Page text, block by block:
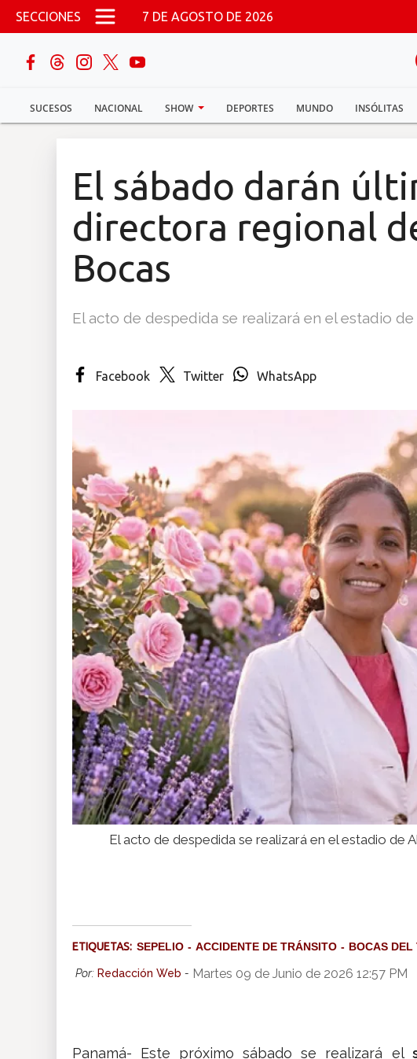
Pasar al contenido principal
SECCIONES 7 DE AGOSTO DE 2026
SUCESOS NACIONAL SHOW DEPORTES MUNDO INSÓLITAS
buscar
Sucesos
El sábado darán
directora regional
Bocas
El acto de despedida se realizará en el estadio
Facebook Twitter WhatsApp
El acto de despedida se realizará en el estadio de
ETIQUETAS: SEPELIO ACCIDENTE DE TRÁNSITO BOCAS DEL
Por: Redacción Web - Martes 09 de Junio de 2026 12:57 PM
Panamá- Este próximo sábado se realizará el